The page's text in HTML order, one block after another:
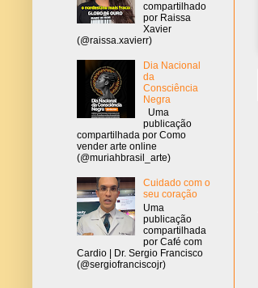
compartilhado
por Raissa
Xavier
(@raissa.xavierr)
Dia Nacional
da
Consciência
Negra
Uma
publicação
compartilhada por Como
vender arte online
(@muriahbrasil_arte)
Cuidado com o
seu coração
Uma
publicação
compartilhada
por Café com
Cardio | Dr. Sergio Francisco
(@sergiofranciscojr)